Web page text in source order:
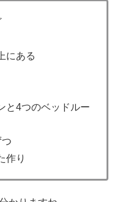
にある
と4つのベッドルー
作り